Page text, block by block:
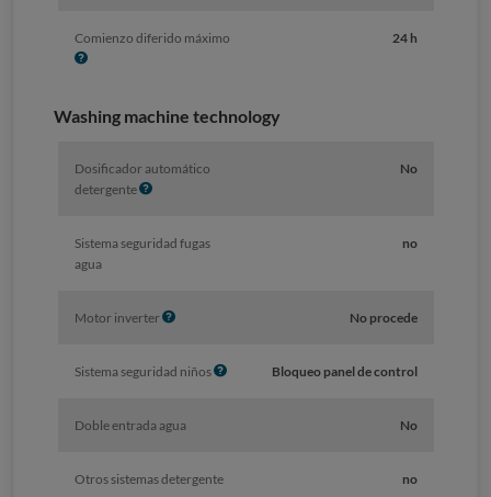
Comienzo diferido máximoI
24 h
Washing machine technology
Dosificador automático
detergenteI
o
No
Sistema seguridad fugas
agua
no
Motor inverterI
o
No procede
Sistema seguridad niñosI
Bloqueo panel de control
Doble entrada agua No
Otros sistemas detergente no